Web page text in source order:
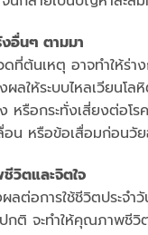
งอื่นๆ ตามมา
ดที่ต้นเหตุ อาจทำให้ร่า
ลให้ระบบไหลเวียนโล
หรือกระทั่งเสี่ยงต่อโร
อน หรือข้อเสื่อมก่อนวั
วิตและจิตใจ
ลต่อการใช้ชีวิตประจำ
ปกติ จะทำให้คุณภาพชี